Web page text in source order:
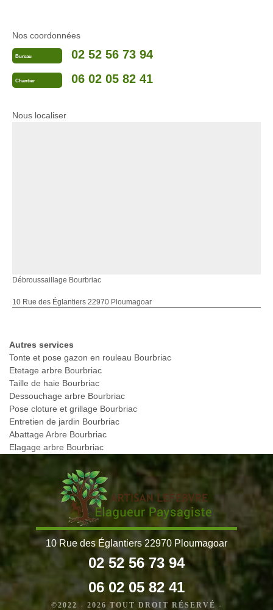
Nos coordonnées
Bureau 02 52 56 73 94
Chantier 06 02 05 82 41
Nous localiser
Débroussaillage Bourbriac
10 Rue des Églantiers 22970 Ploumagoar
Autres services
Tonte et pose gazon en rouleau Bourbriac
Etetage arbre Bourbriac
Taille de haie Bourbriac
Dessouchage arbre Bourbriac
Pose cloture et grillage Bourbriac
Entretien de jardin Bourbriac
Abattage Arbre Bourbriac
Elagage arbre Bourbriac
10 Rue des Églantiers 22970 Ploumagoar
02 52 56 73 94
06 02 05 82 41
©2022 - 2026 TOUT DROIT RÉSERVÉ -